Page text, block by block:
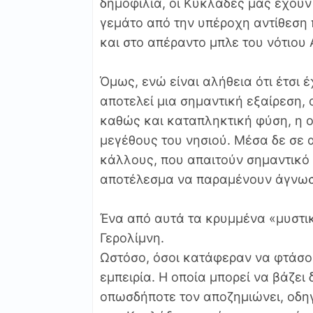
δημοφιλία, οι Κυκλάδες μας
γεμάτο από την υπέροχη αντίθεση
και στο απέραντο μπλε του νότιου
Όμως, ενώ είναι αλήθεια ότι έτσι
αποτελεί μια σημαντική
καθώς και καταπληκτική φύση, η
μεγέθους του νησιού. Μέσα δε σε
κάλλους, που απαιτούν
αποτέλεσμα να παραμένουν
Ένα από αυτά τα κρυμμένα
Γερολίμνη.
Ωστόσο, όσοι κατάφεραν να
εμπειρία. Η οποία μπορεί να
οπωσδήποτε τον αποζημιώνει,